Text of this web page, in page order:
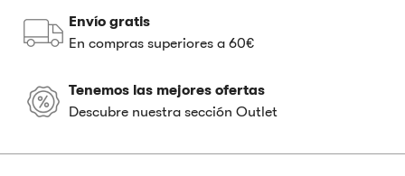
Envío gratis
En compras superiores a 60€
Tenemos las mejores ofertas
Descubre nuestra sección Outlet